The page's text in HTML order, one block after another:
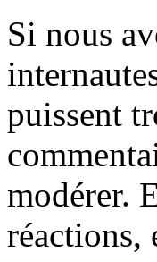
Si nous
puissent
modérer.
réactions,